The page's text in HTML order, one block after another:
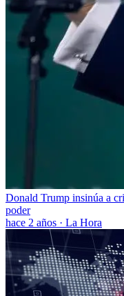
Donald Trump insinúa a
poder
hace 2 años · La Hora